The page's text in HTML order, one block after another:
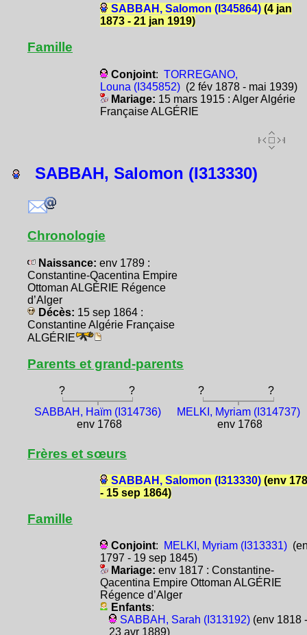
SABBAH, Salomon (I345864)(4 jan
1873 - 21 jan 1919)
Famille
Conjoint: TORREGANO,
Louna (I345852)(2 fév 1878 - mai 1939)
Mariage: 15 mars 1915 : Alger Algérie
Française ALGÉRIE
SABBAH, Salomon (I313330)
Chronologie
Naissance: env 1789 :
Constantine-Qacentina Empire
Ottoman ALGÉRIE Régence
d’Alger
Décès: 15 sep 1864 :
Constantine Algérie Française
ALGÉRIE
Parents et grand-parents
? ? ?
?
SABBAH, Haïm (I314736)
env 1768
MELKI, Myriam (I314737)
env 1768
Frères et sœurs
SABBAH, Salomon (I313330)(env
- 15 sep 1864)
Famille
Conjoint: MELKI, Myriam (I313331)
1797 - 19 sep 1845)
Mariage: env 1817 : Constantine-
Qacentina Empire Ottoman ALGÉRIE
Régence d’Alger
Enfants:
SABBAH, Sarah (I313192)(env 1818 -
23 avr 1889)